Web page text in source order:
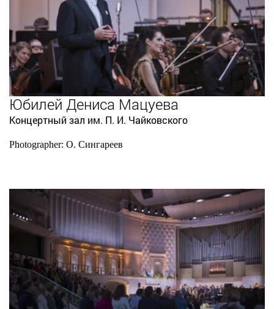
Юбилей Дениса Мацуева
Концертный зал им. П. И. Чайковского
Photographer: О. Сингареев